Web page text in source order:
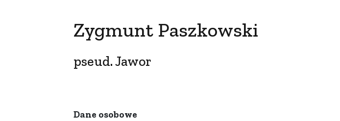
Zygmunt Paszkowski
pseud. Jawor
Dane osobowe